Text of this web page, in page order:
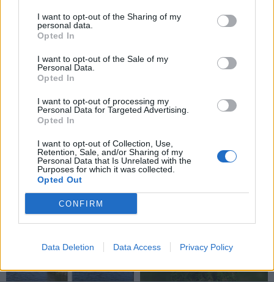
I want to opt-out of the Sharing of my
personal data.
Opted In
I want to opt-out of the Sale of my
Personal Data.
Opted In
I want to opt-out of processing my
Personal Data for Targeted Advertising.
Opted In
I want to opt-out of Collection, Use,
Retention, Sale, and/or Sharing of my
Personal Data that Is Unrelated with the
Purposes for which it was collected.
Opted Out
CONFIRM
Data Deletion Data Access Privacy Policy
TAIP PAT SKAITYKITE